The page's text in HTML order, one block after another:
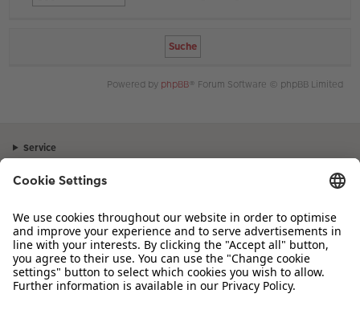
Powered by phpBB® Forum Software © phpBB Limited
Service
Sortiment
Inspiration